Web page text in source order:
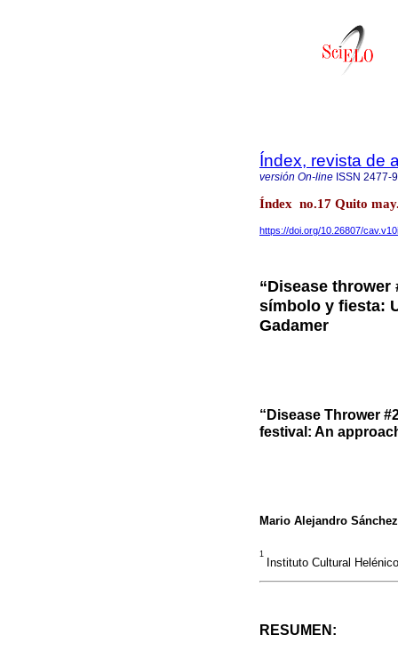
Índex, revista de
versión On-line ISSN 2477-
Índex no.17 Quito
https://doi.org/10.26807/
“Disease thrower
símbolo y fiesta:
Gadamer
“Disease Thrower
festival: An
Mario Alejandro
1
Instituto Cultural
RESUMEN: